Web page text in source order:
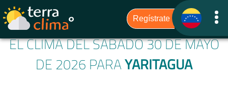
EL CLIMA DEL SÁBADO 30 DE MAYO
DE 2026 PARAYARITAGUA